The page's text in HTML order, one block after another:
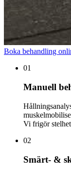
Boka behandling
01
Manuell
Vi frigör
02
Smärt- &